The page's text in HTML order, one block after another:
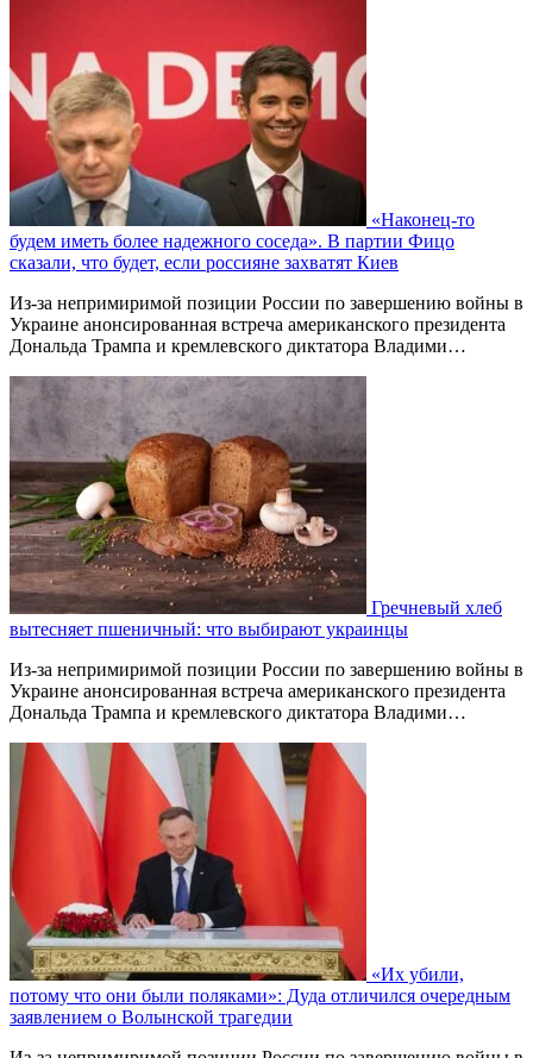
«Наконец-то
будем иметь более надежного соседа». В партии Фицо
сказали, что будет, если россияне захватят Киев
Из-за непримиримой позиции России по завершению войны в
Украине анонсированная встреча американского президента
Дональда Трампа и кремлевского диктатора Владими…
Гречневый хлеб
вытесняет пшеничный: что выбирают украинцы
Из-за непримиримой позиции России по завершению войны в
Украине анонсированная встреча американского президента
Дональда Трампа и кремлевского диктатора Владими…
«Их убили,
потому что они были поляками»: Дуда отличился очередным
заявлением о Волынской трагедии